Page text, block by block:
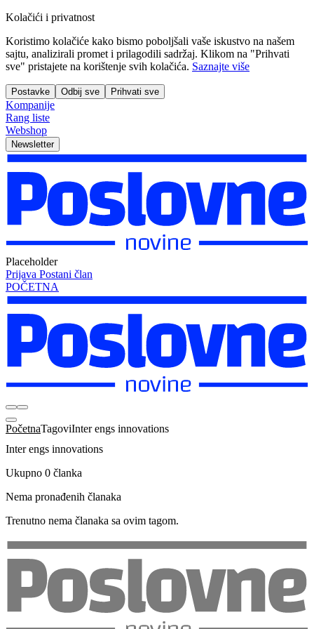
Kolačići i privatnost
Koristimo kolačiće kako bismo poboljšali vaše iskustvo na našem
sajtu, analizirali promet i prilagodili sadržaj. Klikom na "Prihvati
sve" pristajete na korištenje svih kolačića. Saznajte više
Postavke Odbij sve Prihvati sve
Kompanije
Rang liste
Webshop
Newsletter
Placeholder
Prijava Postani član
POČETNA
PočetnaTagoviInter engs innovations
Inter engs innovations
Ukupno 0 članka
Nema pronađenih članaka
Trenutno nema članaka sa ovim tagom.